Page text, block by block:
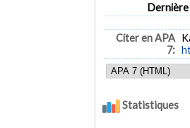
Citer en APA
7:
Statistiques